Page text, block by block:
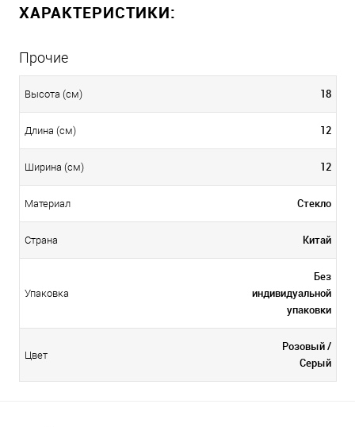
ХАРАКТЕРИСТИКИ:
Прочие
Высота (см) 18
Длина (см) 12
Ширина (см) 12
Материал Стекло
Страна Китай
Упаковка
Без
индивидуальной
упаковки
Цвет
Розовый /
Серый